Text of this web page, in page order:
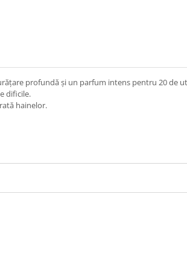
profundă și un parfum intens pentru 20 de
dificile.
hainelor.